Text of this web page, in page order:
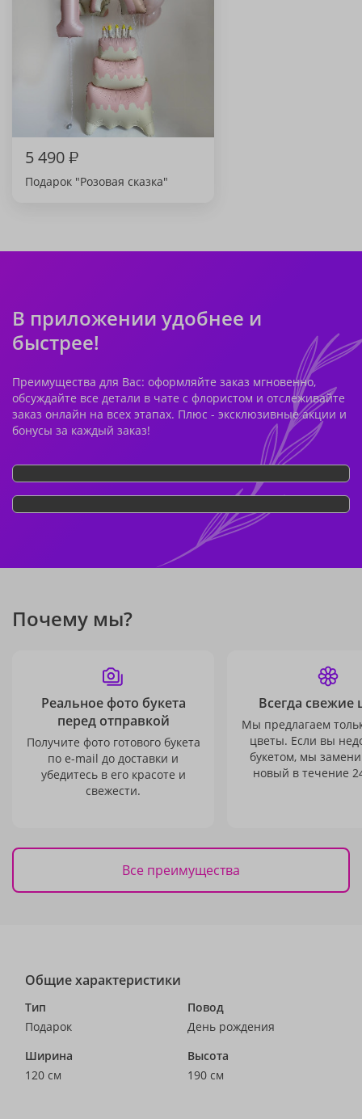
5 490₽
Подарок "Розовая сказка"
В приложении удобнее и
быстрее!
Преимущества для Вас: оформляйте заказ мгновенно,
обсуждайте все детали в чате с флористом и отслеживайте
заказ онлайн на всех этапах. Плюс - эксклюзивные акции и
бонусы за каждый заказ!
Почему мы?
Реальное фото букета
перед отправкой
Получите фото готового букета
по e-mail до доставки и
убедитесь в его красоте и
свежести.
Всегда свежие
Мы предлагаем
цветы. Если вы
букетом, мы
новый в течение
Все преимущества
Общие характеристики
Тип
Подарок
Повод
День рождения
Ширина
120 см
Высота
190 см